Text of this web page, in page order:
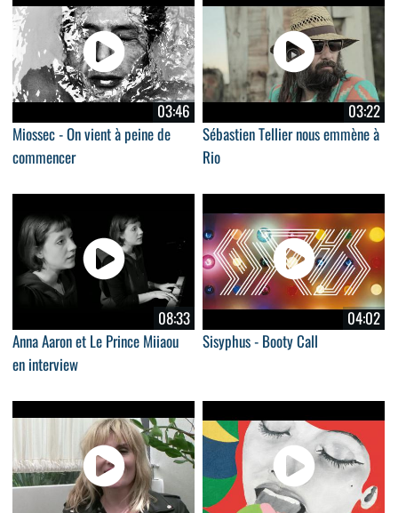
03:46
Miossec - On vient à peine de
commencer
03:22
Sébastien Tellier nous emmène à
Rio
08:33
Anna Aaron et Le Prince Miiaou
en interview
04:02
Sisyphus - Booty Call